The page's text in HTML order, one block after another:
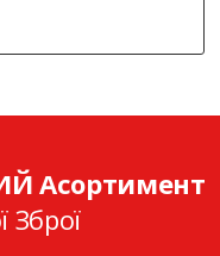
Асортимент
Зброї